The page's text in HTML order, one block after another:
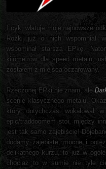
I cyk, wlatuje moje najnowsze
Rożki już o nich wspomniał
wspominał starszą EPkę.
kilometrów dla speed metalu,
zostałem z miejsca oczarowany.
Rzeczonej EPki nie znam, ale
scenie klasycznego metalu.
który dotychczas wokalował
epic/traddoomem stoi, między
jest tak samo zajebiście!
dodamy zajebiste, mocne i
delikatnego kurzu, to już w
chociaż to w sumie nie tyle